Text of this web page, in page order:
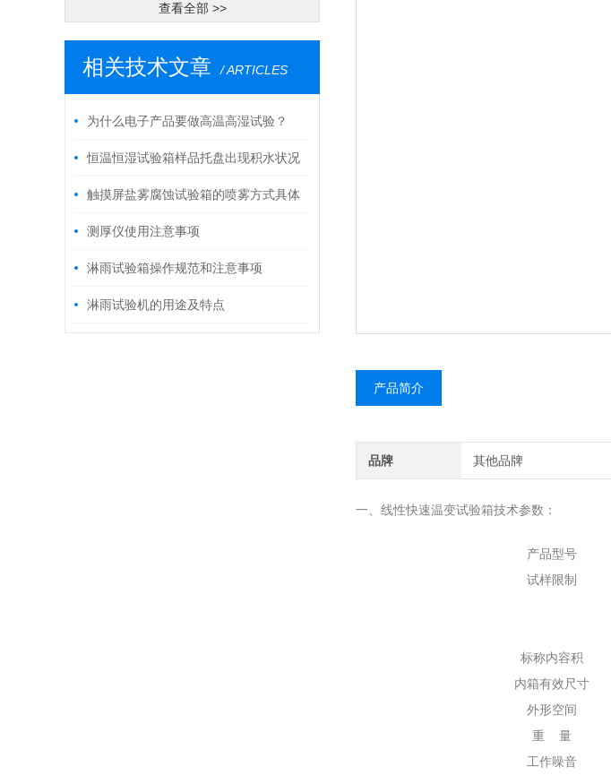
查看全部 >>
相关技术文章 / ARTICLES
为什么电子产品要做高温高湿试验？
恒温恒湿试验箱样品托盘出现积水状况
及解决方案
触摸屏盐雾腐蚀试验箱的喷雾方式具体
怎么做？
测厚仪使用注意事项
淋雨试验箱操作规范和注意事项
淋雨试验机的用途及特点
产品简介
品牌 其他品牌
一、线性快速温变试验箱技术参数：
产品型号
试样限制
标称内容积
内箱有效尺寸
外形空间
重 量
工作噪音